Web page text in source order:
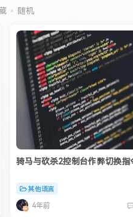
随机
骑马与砍杀2控制台作弊切换指
其他语言
4年前